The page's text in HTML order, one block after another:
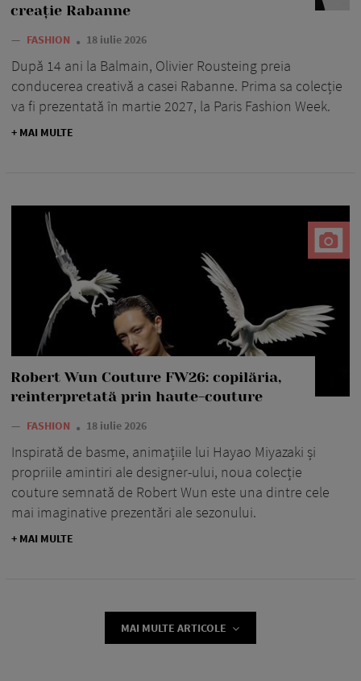
creație Rabanne
— FASHION 18 iulie 2026
După 14 ani la Balmain, Olivier Rousteing preia
conducerea creativă a casei Rabanne. Prima sa colecție
va fi prezentată în martie 2027, la Paris Fashion Week.
+ MAI MULTE
Robert Wun Couture FW26: copilăria,
reinterpretată prin haute-couture
— FASHION 18 iulie 2026
Inspirată de basme, animațiile lui Hayao Miyazaki și
propriile amintiri ale designer-ului, noua colecție
couture semnată de Robert Wun este una dintre cele
mai imaginative prezentări ale sezonului.
+ MAI MULTE
MAI MULTE ARTICOLE